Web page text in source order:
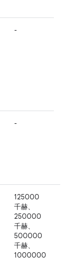
-
-
125000
千赫、
250000
千赫、
500000
千赫、
1000000